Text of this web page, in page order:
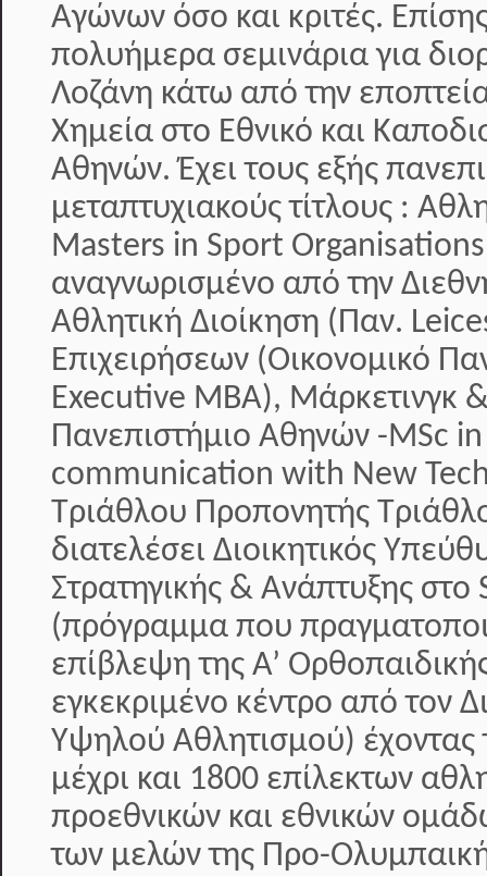
Αγώνων όσο και κριτές.
πολυήμερα σεμινάρια για
Λοζάνη κάτω από την
Χημεία στο Εθνικό και
Αθηνών. Έχει τους εξής
μεταπτυχιακούς τίτλους :
Masters in Sport
αναγνωρισμένο από την
Αθλητική Διοίκηση (Παν.
Επιχειρήσεων (Οικονομικό
Executive MBA), Μάρκετινγκ
Πανεπιστήμιο Αθηνών -MSc
communication with New
Τριάθλου Προπονητής
διατελέσει Διοικητικός
Στρατηγικής & Ανάπτυξης
(πρόγραμμα που
επίβλεψη της Α’
εγκεκριμένο κέντρο από τον
Υψηλού Αθλητισμού) έχοντας
μέχρι και 1800 επίλεκτων
προεθνικών και εθνικών
των μελών της Προ-